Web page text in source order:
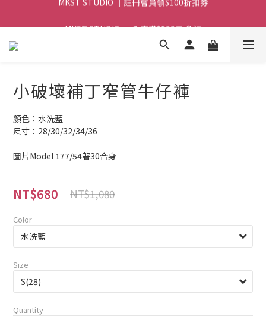
MKST STUDIO ｜ 全店滿$999元 免運
小破壞補丁窄管牛仔褲
顏色：水洗藍
尺寸：28/30/32/34/36
圖片Model 177/54著30合身
NT$680 NT$1,080
Color
Size
Quantity